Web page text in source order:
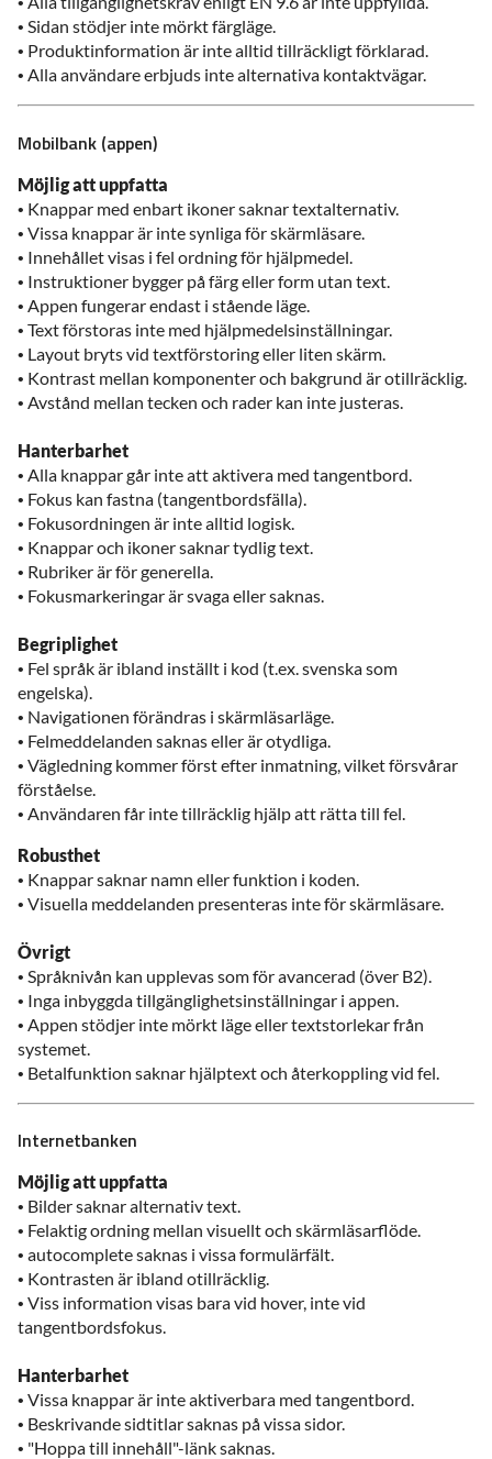
• Sidan stödjer inte mörkt färgläge.
• Produktinformation är inte alltid tillräckligt förklarad.
• Alla användare erbjuds inte alternativa kontaktvägar.
Mobilbank (appen)
Möjlig att uppfatta
• Knappar med enbart ikoner saknar textalternativ.
• Vissa knappar är inte synliga för skärmläsare.
• Innehållet visas i fel ordning för hjälpmedel.
• Instruktioner bygger på färg eller form utan text.
• Appen fungerar endast i stående läge.
• Text förstoras inte med hjälpmedelsinställningar.
• Layout bryts vid textförstoring eller liten skärm.
• Kontrast mellan komponenter och bakgrund är otillräcklig.
• Avstånd mellan tecken och rader kan inte justeras.
Hanterbarhet
• Alla knappar går inte att aktivera med tangentbord.
• Fokus kan fastna (tangentbordsfälla).
• Fokusordningen är inte alltid logisk.
• Knappar och ikoner saknar tydlig text.
• Rubriker är för generella.
• Fokusmarkeringar är svaga eller saknas.
Begriplighet
• Fel språk är ibland inställt i kod (t.ex. svenska som
engelska).
• Navigationen förändras i skärmläsarläge.
• Felmeddelanden saknas eller är otydliga.
• Vägledning kommer först efter inmatning, vilket försvårar
förståelse.
• Användaren får inte tillräcklig hjälp att rätta till fel.
Robusthet
• Knappar saknar namn eller funktion i koden.
• Visuella meddelanden presenteras inte för skärmläsare.
Övrigt
• Språknivån kan upplevas som för avancerad (över B2).
• Inga inbyggda tillgänglighetsinställningar i appen.
• Appen stödjer inte mörkt läge eller textstorlekar från
systemet.
• Betalfunktion saknar hjälptext och återkoppling vid fel.
Internetbanken
Möjlig att uppfatta
• Bilder saknar alternativ text.
• Felaktig ordning mellan visuellt och skärmläsarflöde.
• autocomplete saknas i vissa formulärfält.
• Kontrasten är ibland otillräcklig.
• Viss information visas bara vid hover, inte vid
tangentbordsfokus.
Hanterbarhet
• Vissa knappar är inte aktiverbara med tangentbord.
• Beskrivande sidtitlar saknas på vissa sidor.
• "Hoppa till innehåll"-länk saknas.